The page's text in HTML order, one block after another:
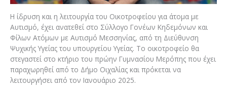
Η ίδρυση και η λειτουργία του Οικοτροφείου για άτομα με
Αυτισμό, έχει ανατεθεί στο Σύλλογο Γονέων Κηδεμόνων και
Φίλων Ατόμων με Αυτισμό Μεσσηνίας, από τη Διεύθυνση
Ψυχικής Υγείας του υπουργείου Υγείας. Το οικοτροφείο θα
στεγαστεί στο κτήριο του πρώην Γυμνασίου Μερόπης που έχει
παραχωρηθεί από το Δήμο Οιχαλίας και πρόκεται να
λειτουργήσει από τον Ιανουάριο 2025.